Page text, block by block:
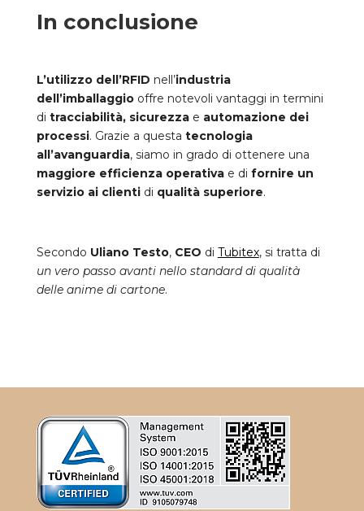
In conclusione
L’utilizzo dell’RFID nell’industria
dell’imballaggiooffre notevoli vantaggi in termini
di tracciabilità, sicurezzae automazione dei
processi. Grazie a questa tecnologia
all’avanguardia, siamo in grado di ottenere una
maggiore efficienza operativa e di fornire un
servizio ai clienti di qualità superiore.
Secondo Uliano Testo, CEO di Tubitex, si tratta di
un vero passo avanti nello standard di qualità
delle anime di cartone.